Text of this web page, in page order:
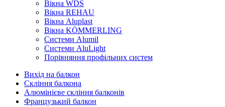
Вікна WDS
Вікна REHAU
Вікна Aluplast
Вікна KÖMMERLING
Cистеми Alumil
Системи AluLight
Порівняння профільних систем
Вихід на балкон
Скління балкона
Алюмінієве скління балконів
Французький балкон